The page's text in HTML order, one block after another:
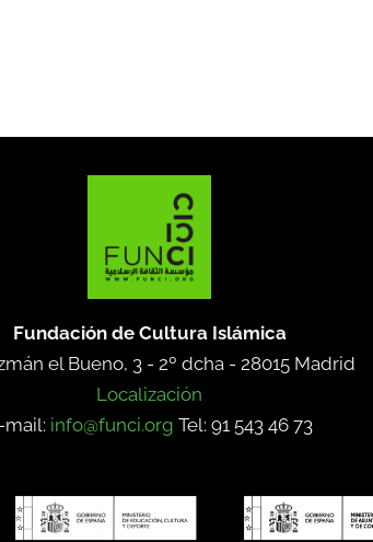
Fundación de Cultura Islámica
el Bueno, 3 - 2º dcha - 28015 Madrid
Localización
mail: info@funci.org Tel: 91 543 46 73